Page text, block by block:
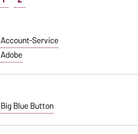
Account-Service
Adobe
Big Blue Button